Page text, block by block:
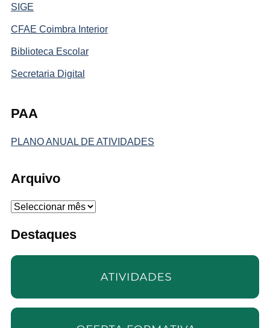
SIGE
CFAE Coimbra Interior
Biblioteca Escolar
Secretaria Digital
PAA
PLANO ANUAL DE ATIVIDADES
Arquivo
Arquivo
Destaques